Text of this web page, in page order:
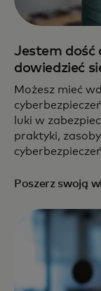
Jestem dość
dowiedzieć
Możesz mieć
luki w
praktyki,
Poszerz swoją